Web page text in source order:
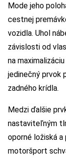
Mode jeho
cestnej
vozidla. Uhol
závislosti od
na
jedinečný prvok
zadného krídla.
Medzi ďalšie
nastaviteľným
oporné ložiská
motoršport